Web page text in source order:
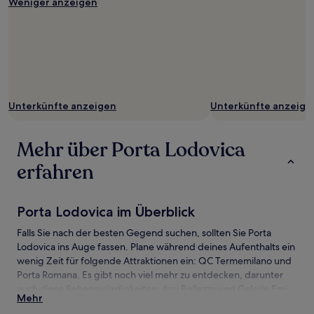
Unterkünfte anzeigen Unterkünfte
Mehr über Porta Lodovica
erfahren
Porta Lodovica im Überblick
Falls Sie nach der besten Gegend suchen, sollten Sie Porta
Lodovica ins Auge fassen. Plane während deines Aufenthalts ein
wenig Zeit für folgende Attraktionen ein: QC Termemilano und
Porta Romana. Es gibt noch viel mehr zu entdecken, darunter
Fontana.
Mehr